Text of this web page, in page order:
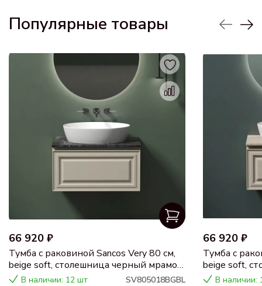
Популярные товары
66 920 ₽
Тумба с раковиной Sancos Very 80 см,
beige soft, столешница черный мрамор,
раковина CN5018
В наличии: 12 шт
SV805018BGBL
66 920 ₽
Тумба с
beige soft,
раковина
В наличии: